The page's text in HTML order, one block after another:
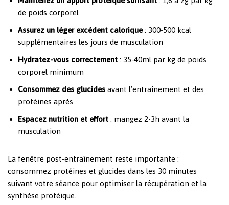
de poids corporel
Assurez un léger excédent calorique: 300-500 kcal
supplémentaires les jours de musculation
Hydratez-vous correctement : 35-40ml par kg de poids
corporel minimum
Consommez des glucides avant l’entraînement et des
protéines après
Espacez nutrition et effort : mangez 2-3h avant la
musculation
La fenêtre post-entraînement reste importante :
consommez protéines et glucides dans les 30 minutes
suivant votre séance pour optimiser la récupération et la
synthèse protéique.